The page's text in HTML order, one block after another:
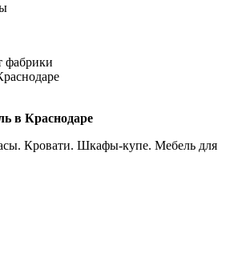
фабрики
в Краснодаре
Кровати. Шкафы-купе. Мебель для